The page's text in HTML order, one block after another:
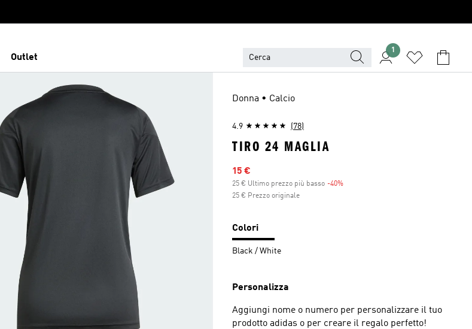
Outlet
1
Donna • Calcio
4.9 (78)
TIRO 24 MAGLIA
Prezzo scontato
15 €
25 € Ultimo prezzo più basso -40%
25 € Prezzo originale
Colori
Black / White
Personalizza
Aggiungi nome o numero per personalizzare il tuo
prodotto adidas o per creare il regalo perfetto!